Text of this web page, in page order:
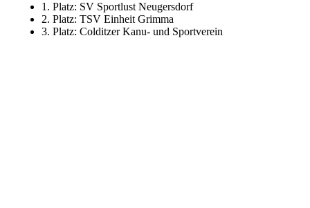
1. Platz: SV Sportlust Neugersdorf
2. Platz: TSV Einheit Grimma
3. Platz: Colditzer Kanu- und Sportverein